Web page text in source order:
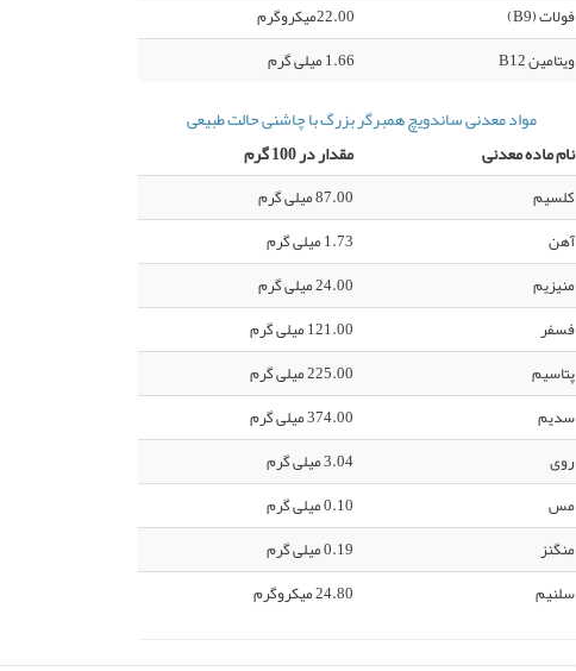
فولات (B9)
22.00میکروگرم
ویتامین B12
1.66 میلی گرم
مواد معدنی ساندویچ همبرگر بزرگ با چاشنی حالت طبیعی
نام ماده معدنی
مقدار در 100 گرم
کلسیم
87.00 میلی گرم
آهن
1.73 میلی گرم
منیزیم
24.00 میلی گرم
فسفر
121.00 میلی گرم
پتاسیم
225.00 میلی گرم
سدیم
374.00 میلی گرم
روی
3.04 میلی گرم
مس
0.10 میلی گرم
منگنز
0.19 میلی گرم
سلنیم
24.80 میکروگرم